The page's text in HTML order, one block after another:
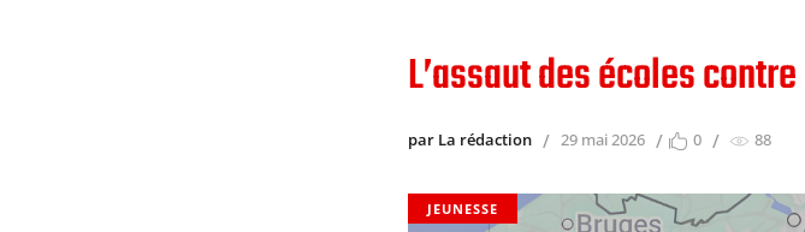
L’assaut des écoles
par La rédaction 29 mai 2026 0 88
JEUNESSE